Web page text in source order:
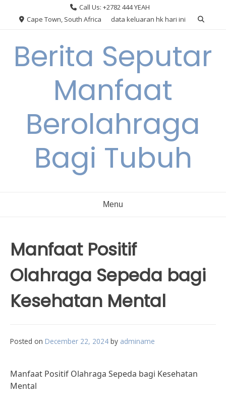
Call Us: +2782 444 YEAH
Cape Town, South Africa
data keluaran hk hari ini
Berita Seputar
Manfaat
Berolahraga
Bagi Tubuh
Menu
Manfaat Positif
Olahraga Sepeda bagi
Kesehatan Mental
Posted on December 22, 2024 by adminame
Manfaat Positif Olahraga Sepeda bagi Kesehatan
Mental